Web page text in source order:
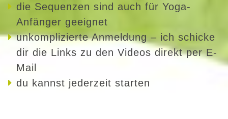
die Sequenzen sind auch für Yoga-
Anfänger geeignet
unkomplizierte Anmeldung – ich schicke
dir die Links zu den Videos direkt per E-
Mail
du kannst jederzeit starten